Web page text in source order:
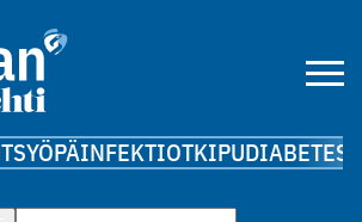
SYÖPÄINFEKTIOTKIPUDIABETES